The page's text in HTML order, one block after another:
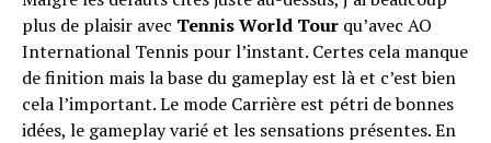
plus de plaisir avec Tennis World Tour qu’avec AO
International Tennis pour l’instant. Certes cela manque
de finition mais la base du gameplay est là et c’est bien
cela l’important. Le mode Carrière est pétri de bonnes
idées, le gameplay varié et les sensations présentes. En